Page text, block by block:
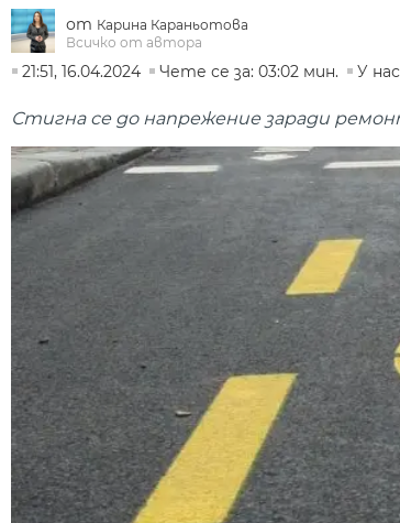
от Карина Караньотова
Всичко от автора
21:51, 16.04.2024
Чете се за: 03:02 мин. У нас
Стигна се до напрежение заради